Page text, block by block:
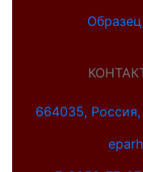
664035, Россия,